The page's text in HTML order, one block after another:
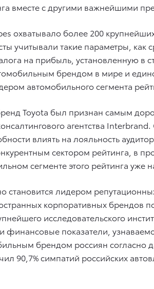
вместе с другими важнейшими
охватывало более 200
учитывали такие параметры, как
на прибыль, установленную
брендом в мире и
автомобильного сегмента
Toyota был признан самым
агентства
влиять на лояльность
сектором рейтинга, в
сегменте этого рейтинга уже
становится лидером
корпоративных брендов
исследовательского
финансовые показатели,
брендом россиян согласно
90,7% симпатий российских